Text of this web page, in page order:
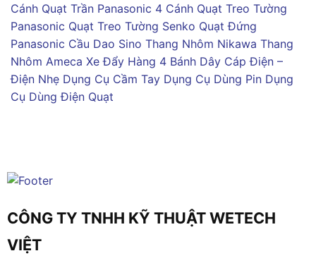
Cánh Quạt Trần Panasonic 4 Cánh Quạt Treo Tường
Panasonic Quạt Treo Tường Senko Quạt Đứng
Panasonic Cầu Dao Sino Thang Nhôm Nikawa Thang
Nhôm Ameca Xe Đẩy Hàng 4 Bánh Dây Cáp Điện –
Điện Nhẹ Dụng Cụ Cầm Tay Dụng Cụ Dùng Pin Dụng
Cụ Dùng Điện Quạt
CÔNG TY TNHH KỸ THUẬT WETECH
VIỆT